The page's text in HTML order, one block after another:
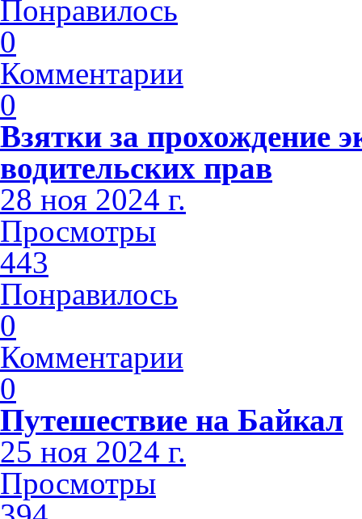
Понравилось
0
Комментарии
0
Взятки за прохождение
водительских прав
28 ноя 2024 г.
Просмотры
443
Понравилось
0
Комментарии
0
Путешествие на Байкал
25 ноя 2024 г.
Просмотры